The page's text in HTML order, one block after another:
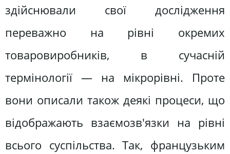
здійснювали свої дослідження
переважно на рівні окремих
товаровиробників, в сучасній
термінології — на мікрорівні. Проте
вони описали також деякі процеси, що
відображають взаємозв'язки на рівні
всього суспільства. Так, французьким